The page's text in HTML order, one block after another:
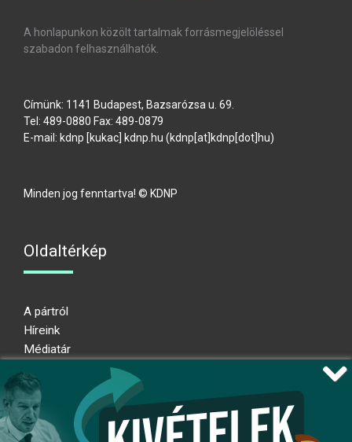
A honlapunkon közölt tartalmak forrásmegjelöléssel
szabadon felhasználhatók.
Címünk: 1141 Budapest, Bazsarózsa u. 69.
Tel: 489-0880 Fax: 489-0879
E-mail: kdnp [kukac] kdnp hu (kdnp[at]kdnp[dot]hu)
Minden jog fenntartva! © KDNP
Oldaltérkép
A pártról
Híreink
Médiatár
Adatkezelési nyilatkozat
Átláthatósági nyilatkozat
Ugrás az oldal tetejére